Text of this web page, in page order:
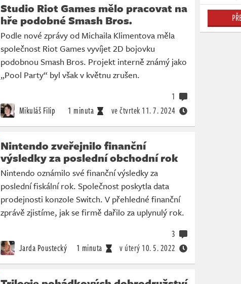
Studio Riot Games mělo pracovat na
hře podobné Smash Bros.
Podle nové zprávy od Michaila Klimentova měla
společnost Riot Games vyvíjet 2D bojovku
podobnou Smash Bros. Projekt interně známý jako
„Pool Party“ byl však v květnu zrušen.
Mikuláš Filip 1 minuta ve čtvrtek 11. 7. 2024
1
Nintendo zveřejnilo finanční
výsledky za poslední obchodní rok
Nintendo oznámilo své finanční výsledky za
poslední fiskální rok. Společnost poskytla data
prodejnosti konzole Switch. V přehledné finanční
zprávě zjistíme, jak se firmě dařilo za uplynulý rok.
Jarda Poustecký 1 minuta v úterý 10. 5. 2022
3